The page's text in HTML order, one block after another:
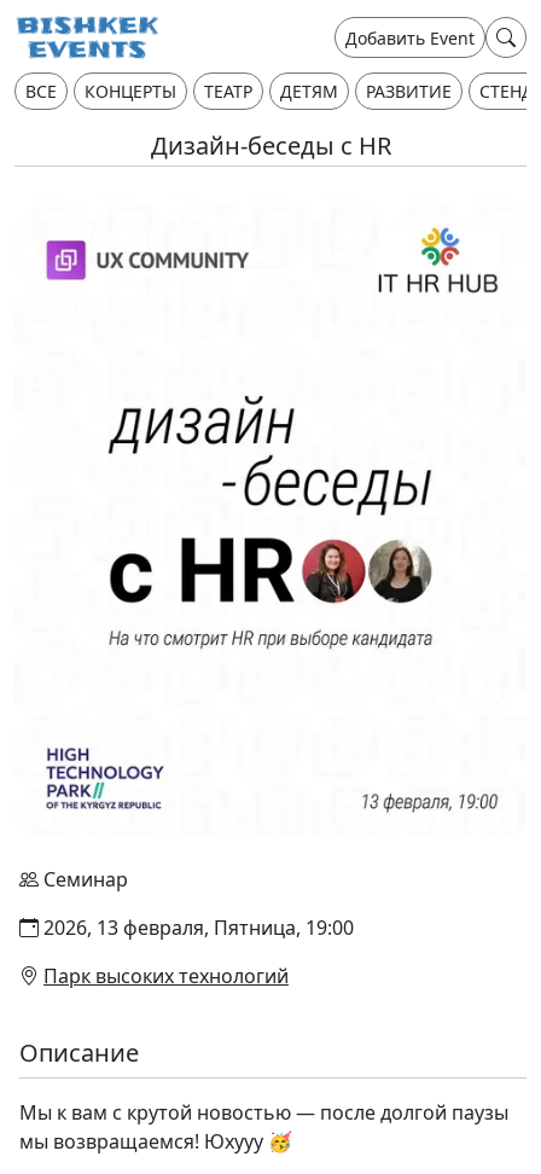
Добавить Event
ВСЕ КОНЦЕРТЫ ТЕАТР ДЕТЯМ РАЗВИТИЕ
Дизайн-беседы с HR
Семинар
2026, 13 февраля, Пятница, 19:00
Парк высоких технологий
Описание
Мы к вам с крутой новостью — после долгой паузы
мы возвращаемся! Юхууу 🥳